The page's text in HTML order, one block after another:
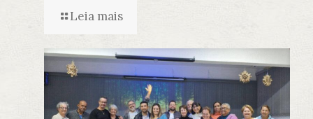
Leia mais